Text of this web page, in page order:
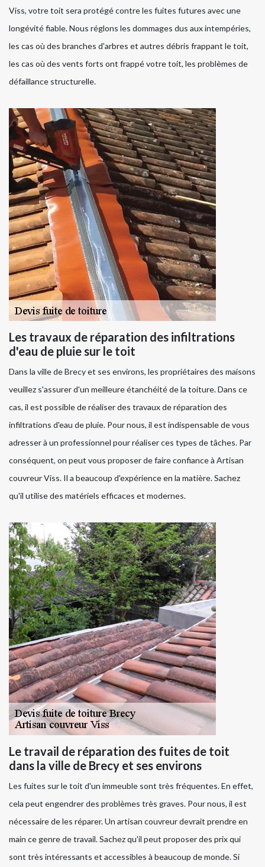
Viss, votre toit sera protégé contre les fuites futures avec une
longévité fiable. Nous réglons les dommages dus aux intempéries,
les cas où des branches d'arbres et autres débris frappant le toit,
les cas où des vents forts ont frappé votre toit, les problèmes de
défaillance structurelle.
Les travaux de réparation des infiltrations
d'eau de pluie sur le toit
Dans la ville de Brecy et ses environs, les propriétaires des maisons
veuillez s'assurer d'un meilleure étanchéité de la toiture. Dans ce
cas, il est possible de réaliser des travaux de réparation des
infiltrations d'eau de pluie. Pour nous, il est indispensable de vous
adresser à un professionnel pour réaliser ces types de tâches. Par
conséquent, on peut vous proposer de faire confiance à Artisan
couvreur Viss. Il a beaucoup d'expérience en la matière. Sachez
qu'il utilise des matériels efficaces et modernes.
Le travail de réparation des fuites de toit
dans la ville de Brecy et ses environs
Les fuites sur le toit d'un immeuble sont très fréquentes. En effet,
cela peut engendrer des problèmes très graves. Pour nous, il est
nécessaire de les réparer. Un artisan couvreur devrait prendre en
main ce genre de travail. Sachez qu'il peut proposer des prix qui
sont très intéressants et accessibles à beaucoup de monde. Si